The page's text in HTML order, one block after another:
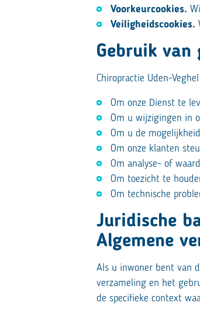
Voorkeurcookies.
Veiligheidscookies.
Gebruik van
Chiropractie Uden-
Om onze Dienst te
Om u wijzigingen in
Om u de
Om onze klanten
Om analyse- of
Om toezicht te
Om technische
Juridische
Algemene
Als u inwoner bent van
verzameling en het
de specifieke context